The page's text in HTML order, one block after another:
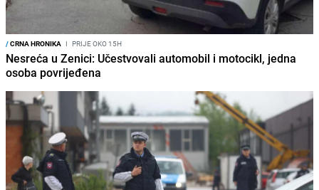
/CRNA HRONIKA I PRIJE OKO 15H
Nesreća u Zenici: Učestvovali automobil i motocikl, jedna
osoba povrijeđena